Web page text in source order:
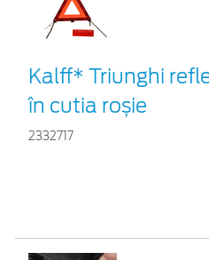
Kalff* Triunghi
în cutia roșie
2332717